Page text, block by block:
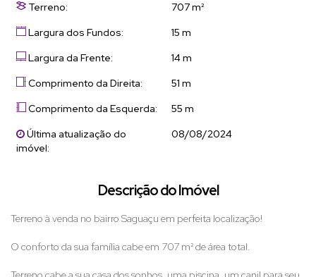
Terreno:
707 m²
Largura dos Fundos:
15 m
Largura da Frente:
14 m
Comprimento da Direita:
51 m
Comprimento da Esquerda:
55 m
Última atualização do
imóvel:
08/08/2024
Descrição do Imóvel
Terreno à venda no bairro Saguaçu em perfeita localização!
O conforto da sua família cabe em 707 m² de área total.